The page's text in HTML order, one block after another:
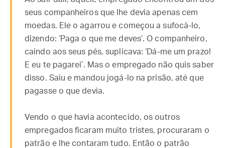
seus companheiros que lhe devia apenas cem
moedas. Ele o agarrou e começou a sufocá-lo,
dizendo: ‘Paga o que me deves’. O companheiro,
caindo aos seus pés, suplicava: ‘Dá-me um prazo!
E eu te pagarei’. Mas o empregado não quis saber
disso. Saiu e mandou jogá-lo na prisão, até que
pagasse o que devia.
Vendo o que havia acontecido, os outros
empregados ficaram muito tristes, procuraram o
patrão e lhe contaram tudo. Então o patrão